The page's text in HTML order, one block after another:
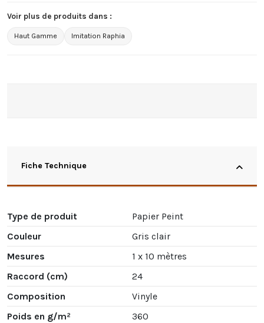
Voir plus de produits dans :
Haut Gamme Imitation Raphia
Fiche Technique
Type de produit
Papier Peint
Couleur
Gris clair
Mesures
1 x 10 mètres
Raccord (cm)
24
Composition
Vinyle
Poids en g/m²
360